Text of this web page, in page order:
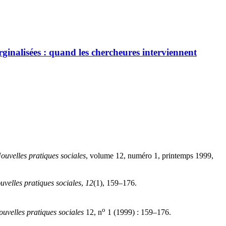
: quand les chercheures interviennent
pratiques sociales, volume 12, numéro 1, printemps 1999,
pratiques sociales, 12(1), 159–176.
pratiques sociales 12, no 1 (1999) : 159–176.